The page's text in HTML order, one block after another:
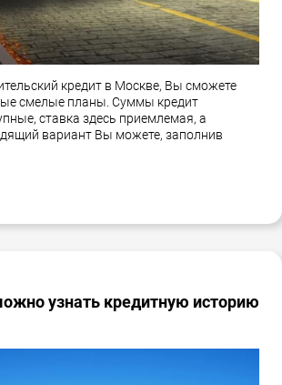
кредит в Москве, Вы сможете
смелые планы. Суммы кредит
ставка здесь приемлемая, а
вариант Вы можете, заполнив
узнать кредитную историю